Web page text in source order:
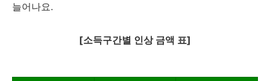
늘어나요.
[소득구간별 인상 금액 표]